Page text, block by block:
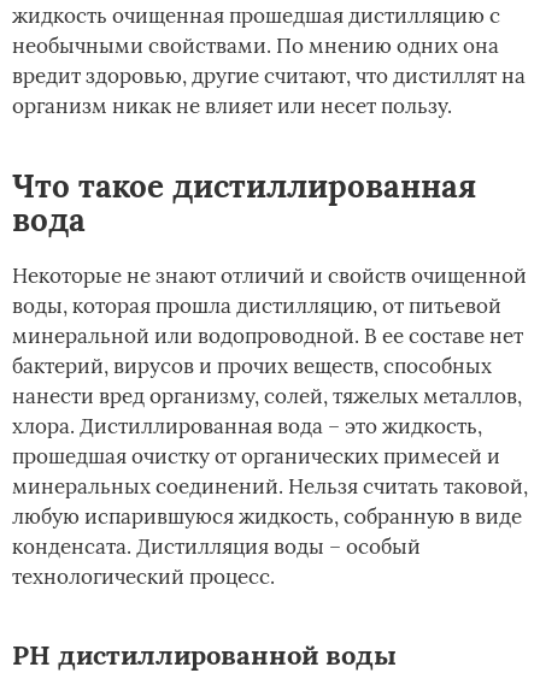
жидкость очищенная прошедшая дистилляцию с
необычными свойствами. По мнению одних она
вредит здоровью, другие считают, что дистиллят на
организм никак не влияет или несет пользу.
Что такое дистиллированная
вода
Некоторые не знают отличий и свойств очищенной
воды, которая прошла дистилляцию, от питьевой
минеральной или водопроводной. В ее составе нет
бактерий, вирусов и прочих веществ, способных
нанести вред организму, солей, тяжелых металлов,
хлора. Дистиллированная вода – это жидкость,
прошедшая очистку от органических примесей и
минеральных соединений. Нельзя считать таковой,
любую испарившуюся жидкость, собранную в виде
конденсата. Дистилляция воды – особый
технологический процесс.
PH дистиллированной воды